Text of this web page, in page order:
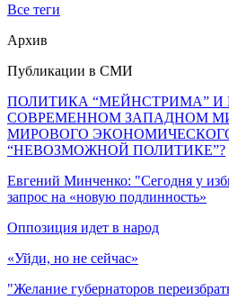
Все теги
Архив
Публикации в СМИ
ПОЛИТИКА “МЕЙНСТРИМА” И
СОВРЕМЕННОМ ЗАПАДНОМ
МИРОВОГО
“НЕВОЗМОЖНОЙ ПОЛИТИКЕ”?
Евгений Минченко: "Сегодня у
запрос на «новую подлинность»
Оппозиция идет в народ
«Уйди, но не сейчас»
"Желание губернаторов